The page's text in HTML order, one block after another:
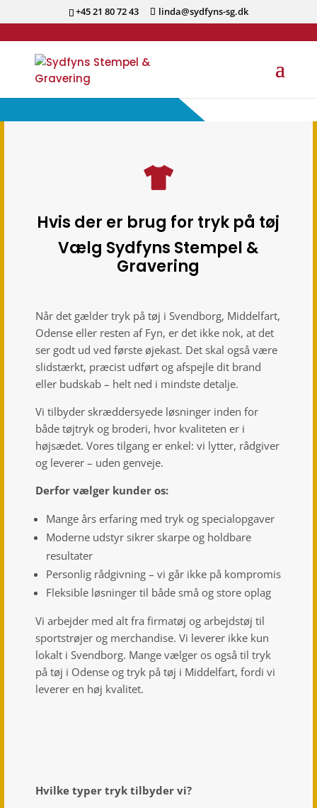
+45 21 80 72 43 linda@sydfyns-sg.dk
Hvis der er brug for tryk på tøj
Vælg Sydfyns Stempel &
Gravering
Når det gælder tryk på tøj i Svendborg, Middelfart,
Odense eller resten af Fyn, er det ikke nok, at det
ser godt ud ved første øjekast. Det skal også være
slidstærkt, præcist udført og afspejle dit brand
eller budskab – helt ned i mindste detalje.
Vi tilbyder skræddersyede løsninger inden for
både tøjtryk og broderi, hvor kvaliteten er i
højsædet. Vores tilgang er enkel: vi lytter, rådgiver
og leverer – uden genveje.
Derfor vælger kunder os:
Mange års erfaring med tryk og specialopgaver
Moderne udstyr sikrer skarpe og holdbare
resultater
Personlig rådgivning – vi går ikke på kompromis
Fleksible løsninger til både små og store oplag
Vi arbejder med alt fra firmatøj og arbejdstøj til
sportstrøjer og merchandise. Vi leverer ikke kun
lokalt i Svendborg. Mange vælger os også til tryk
på tøj i Odense og tryk på tøj i Middelfart, fordi vi
leverer en høj kvalitet.
Hvilke typer tryk tilbyder vi?